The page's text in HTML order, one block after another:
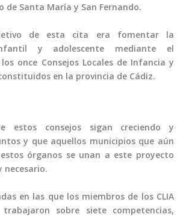
de Santa María y San Fernando.
de esta cita era fomentar la
y adolescente mediante el
once Consejos Locales de Infancia y
en la provincia de Cádiz.
estos consejos sigan creciendo y
y que aquellos municipios que aún
órganos se unan a este proyecto
en las que los miembros de los CLIA
sobre siete competencias,